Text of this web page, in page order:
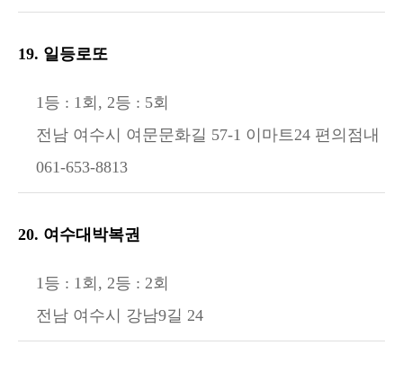
19. 일등로또
1등 : 1회, 2등 : 5회
전남 여수시 여문문화길 57-1 이마트24 편의점내
061-653-8813
20. 여수대박복권
1등 : 1회, 2등 : 2회
전남 여수시 강남9길 24